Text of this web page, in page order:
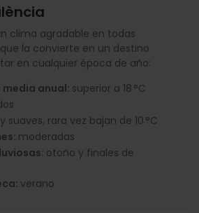
clima agradable en todas
la convierte en un destino
en cualquier época de año:
anual: superior a 18 °C
suaves, rara vez bajan de 10 °C
moderadas
otoño y finales de
verano